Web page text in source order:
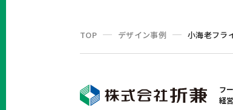
TOP デザイン事例 小海老フラ
フ
経